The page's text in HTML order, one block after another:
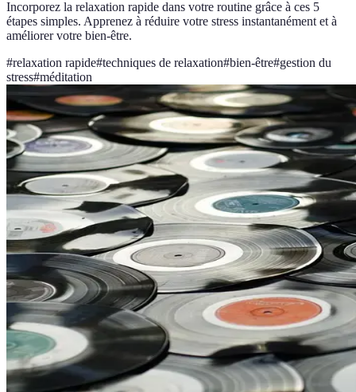
Incorporez la relaxation rapide dans votre routine grâce à ces 5
étapes simples. Apprenez à réduire votre stress instantanément et à
améliorer votre bien-être.
#relaxation rapide#techniques de relaxation#bien-être#gestion du
stress#méditation